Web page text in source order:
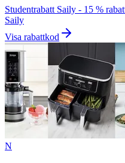
Studentrabatt Saily - 15 %
Saily
Visa rabattkod
N